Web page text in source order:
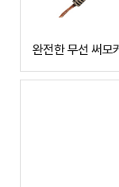
완전한 무선 써